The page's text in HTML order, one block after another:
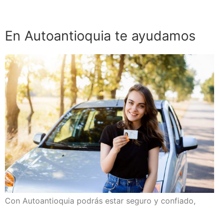
En Autoantioquia te ayudamos
Con Autoantioquia podrás estar seguro y confiado,